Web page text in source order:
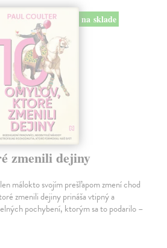
na sklade
zmenili dejiny
málokto svojím prešľapom zmení chod
zmenili dejiny prináša vtipný a
pochybení, ktorým sa to podarilo –